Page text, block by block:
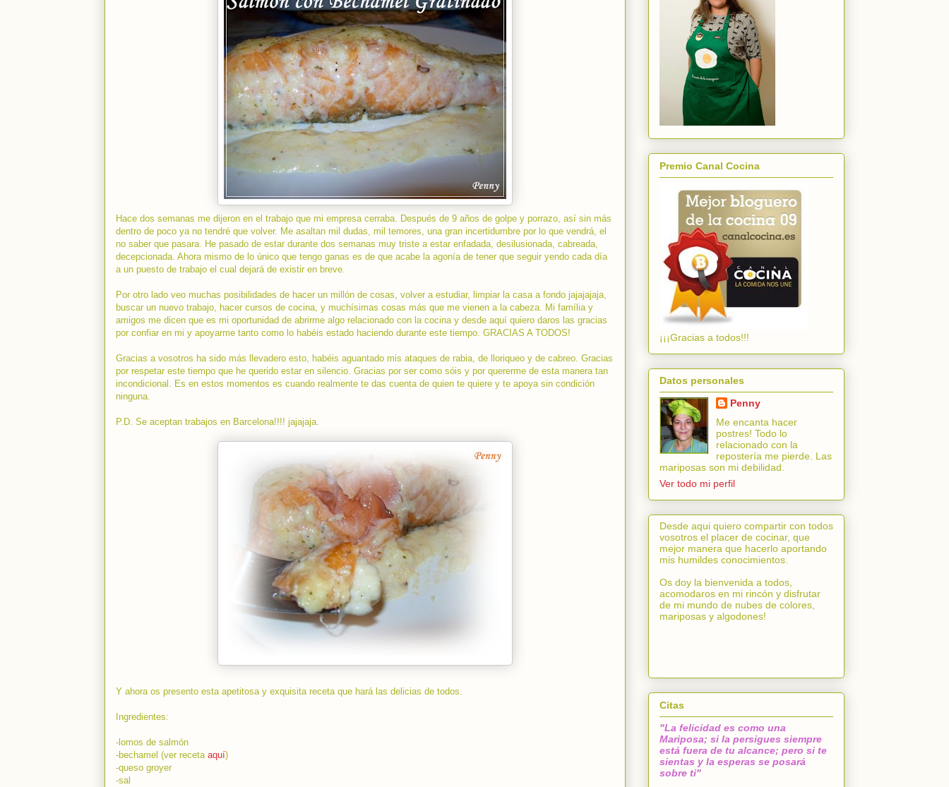
Hace dos semanas me dijeron en el trabajo que mi empresa cerraba. Después de 9 años de golpe y porrazo, así sin más
dentro de poco ya no tendré que volver. Me asaltan mil dudas, mil temores, una gran incertidumbre por lo que vendrá, el
no saber que pasara. He pasado de estar durante dos semanas muy triste a estar enfadada, desilusionada, cabreada,
decepcionada. Ahora mismo de lo único que tengo ganas es de que acabe la agonía de tener que seguir yendo cada día
a un puesto de trabajo el cual dejará de existir en breve.
Por otro lado veo muchas posibilidades de hacer un millón de cosas, volver a estudiar, limpiar la casa a fondo jajajajaja,
buscar un nuevo trabajo, hacer cursos de cocina, y muchísimas cosas más que me vienen a la cabeza. Mi família y
amigos me dicen que es mi oportunidad de abrirme algo relacionado con la cocina y desde aquí quiero daros las gracias
por confiar en mi y apoyarme tanto como lo habéis estado haciendo durante este tiempo. GRACIAS A TODOS!
Gracias a vosotros ha sido más llevadero esto, habéis aguantado mis ataques de rabia, de lloriqueo y de cabreo. Gracias
por respetar este tiempo que he querido estar en silencio. Gracias por ser como sóis y por quererme de esta manera tan
incondicional. Es en estos momentos es cuando realmente te das cuenta de quien te quiere y te apoya sin condición
ninguna.
P.D. Se aceptan trabajos en Barcelona!!!! jajajaja.
Y ahora os presento esta apetitosa y exquisita receta que hará las delicias de todos.
Ingredientes:
-lomos de salmón
-bechamel (ver receta aquí)
-queso groyer
-sal
Premio Canal Cocina
¡¡¡Gracias a todos!!!
Datos personales
Penny
Me encanta hacer
postres! Todo lo
relacionado con la
repostería me pierde. Las
mariposas son mi debilidad.
Ver todo mi perfil
Desde aqui quiero compartir con todos
vosotros el placer de cocinar, que
mejor manera que hacerlo aportando
mis humildes conocimientos.
Os doy la bienvenida a todos,
acomodaros en mi rincón y disfrutar
de mi mundo de nubes de colores,
mariposas y algodones!
Citas
"La felicidad es como una
Mariposa; si la persigues siempre
está fuera de tu alcance; pero si te
sientas y la esperas se posará
sobre ti"